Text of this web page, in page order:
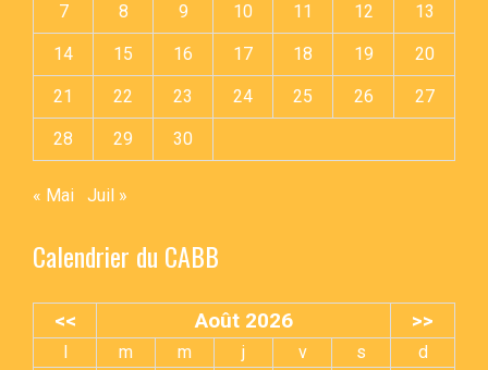
7 8 9 10 11 12 13
14 15 16 17 18 19 20
21 22 23 24 25 26 27
28 29 30
« Mai Juil »
Calendrier du CABB
<< Août 2026 >>
m m j v s
d